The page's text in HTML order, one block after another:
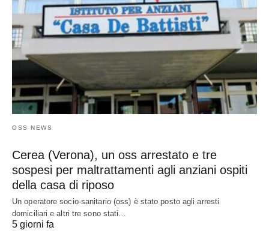
OSS NEWS
Cerea (Verona), un oss arrestato e tre
sospesi per maltrattamenti agli anziani ospiti
della casa di riposo
Un operatore socio-sanitario (oss) è stato posto agli arresti
domiciliari e altri tre sono stati…
5 giorni fa